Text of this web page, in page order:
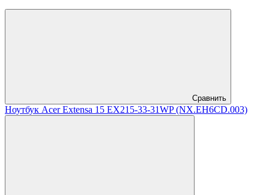
Сравнить
Ноутбук Acer Extensa 15 EX215-33-31WP (NX.EH6CD.003)